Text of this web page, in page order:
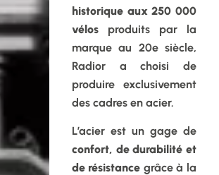
historique aux 250 000
vélosproduits par la
marque au 20e siècle,
Radior a choisi de
produire exclusivement
des cadres en acier.
L’acier est un gage de
confort, de durabilité et
de résistance grâce à la